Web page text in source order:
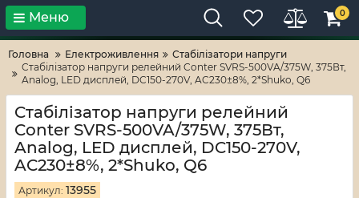
Тільки високі технології! RV-ZAFT
Меню 0
Головна Електроживлення
Стабілізатори напруги
Cтабілізатор напруги релейний Conter SVRS-500VA/375W, 375Вт,
Analog, LED дисплей, DC150-270V, AC230±8%, 2*Shuko, Q6
Cтабілізатор напруги релейний
Conter SVRS-500VA/375W, 375Вт,
Analog, LED дисплей, DC150-270V,
AC230±8%, 2*Shuko, Q6
Артикул: 13955